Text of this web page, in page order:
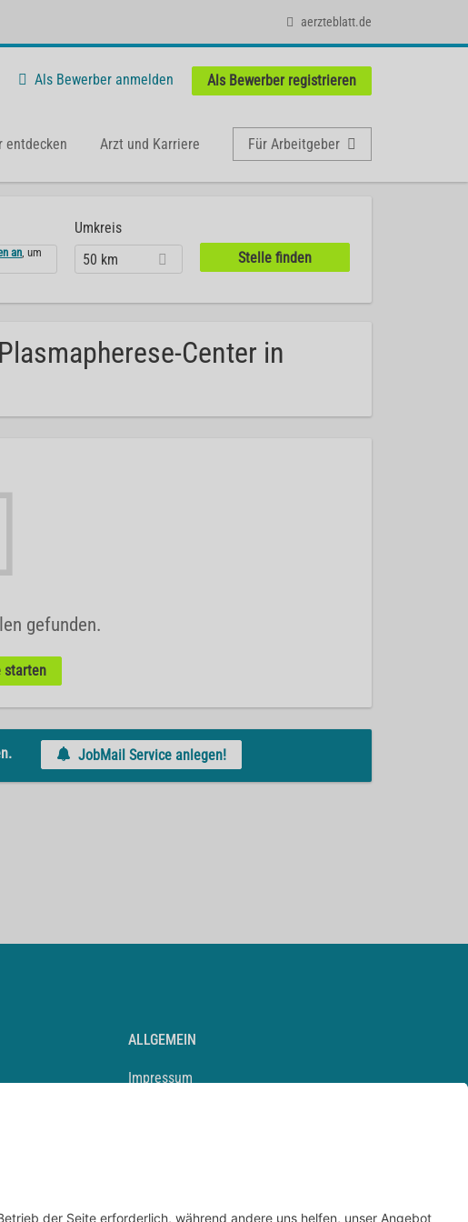
aerzteblatt.de
Als Bewerber anmelden Als Bewerber registrieren
entdecken Arzt und Karriere Für Arbeitgeber
an, um
Umkreis
50 km
Center in
gefunden.
starten
JobMail Service anlegen!
ALLGEMEIN
Impressum